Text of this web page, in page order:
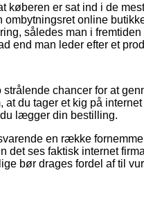
køberen er sat ind i de
ombytningsret online
således man i
end man leder efter et
strålende chancer for at
at du tager et kig på
lægger din bestilling.
en række
det ses faktisk internet
bør drages fordel af til